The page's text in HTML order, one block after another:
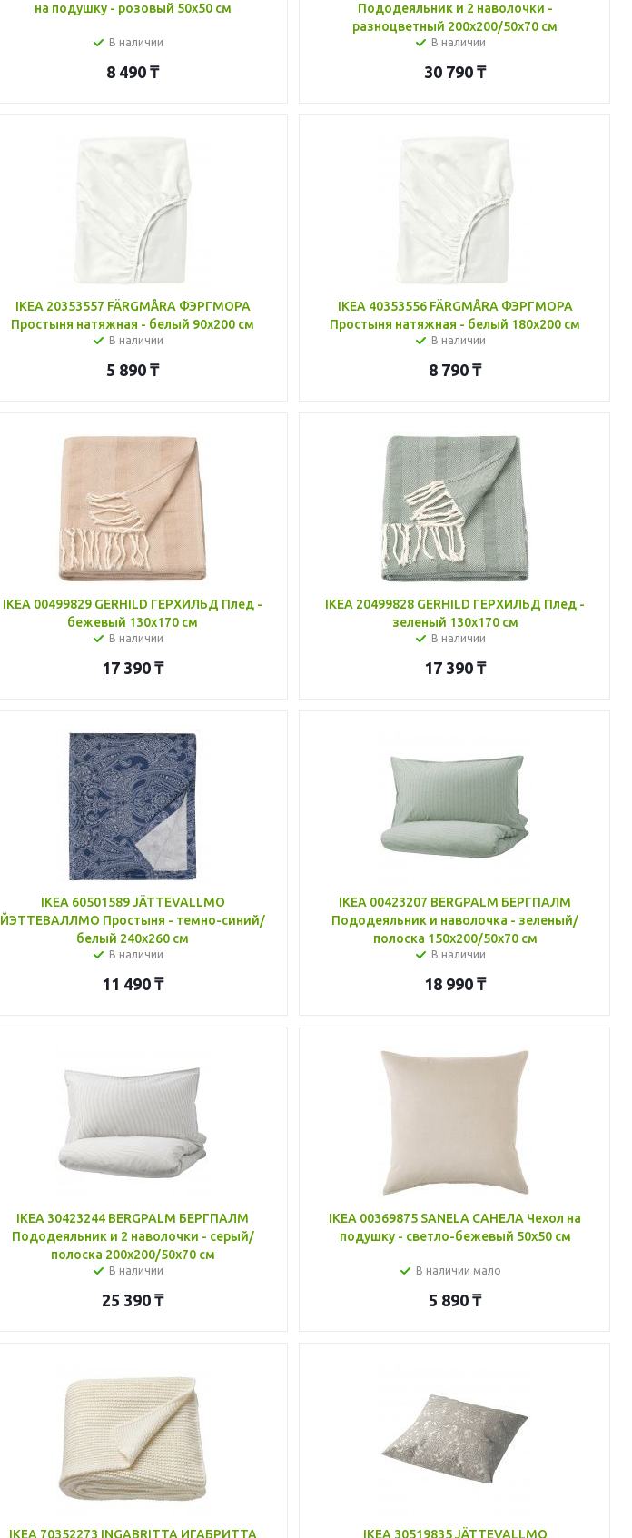
на подушку - розовый 50x50 см
В наличии
8 490 ₸
Пододеяльник и 2 наволочки -
разноцветный 200x200/50x70 см
В наличии
30 790 ₸
IKEA 20353557 FÄRGMÅRA ФЭРГМОРА
Простыня натяжная - белый 90x200 см
В наличии
5 890 ₸
IKEA 40353556 FÄRGMÅRA ФЭРГМОРА
Простыня натяжная - белый 180x200 см
В наличии
8 790 ₸
IKEA 00499829 GERHILD ГЕРХИЛЬД Плед -
бежевый 130x170 см
В наличии
17 390 ₸
IKEA 20499828 GERHILD ГЕРХИЛЬД Плед -
зеленый 130x170 см
В наличии
17 390 ₸
IKEA 60501589 JÄTTEVALLMO
ЙЭТТЕВАЛЛМО Простыня - темно-синий/
белый 240x260 см
В наличии
11 490 ₸
IKEA 00423207 BERGPALM БЕРГПАЛМ
Пододеяльник и наволочка - зеленый/
полоска 150x200/50x70 см
В наличии
18 990 ₸
IKEA 30423244 BERGPALM БЕРГПАЛМ
Пододеяльник и 2 наволочки - серый/
полоска 200x200/50x70 см
В наличии
25 390 ₸
IKEA 00369875 SANELA САНЕЛА Чехол на
подушку - светло-бежевый 50x50 см
В наличии мало
5 890 ₸
IKEA 70352273 INGABRITTA ИГАБРИТТА IKEA 30519835 JÄTTEVALLMO